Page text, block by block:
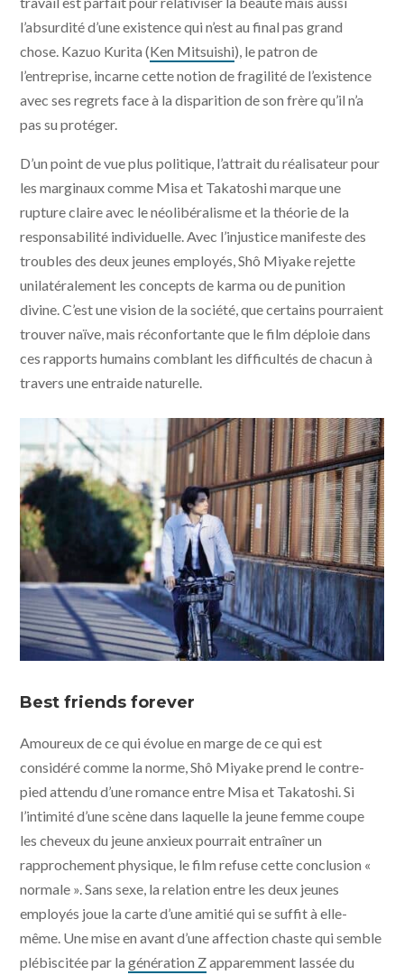
l’absurdité d’une existence qui n’est au final pas grand
chose. Kazuo Kurita (Ken Mitsuishi), le patron de
l’entreprise, incarne cette notion de fragilité de l’existence
avec ses regrets face à la disparition de son frère qu’il n’a
pas su protéger.
D’un point de vue plus politique, l’attrait du réalisateur pour
les marginaux comme Misa et Takatoshi marque une
rupture claire avec le néolibéralisme et la théorie de la
responsabilité individuelle. Avec l’injustice manifeste des
troubles des deux jeunes employés, Shô Miyake rejette
unilatéralement les concepts de karma ou de punition
divine. C’est une vision de la société, que certains pourraient
trouver naïve, mais réconfortante que le film déploie dans
ces rapports humains comblant les difficultés de chacun à
travers une entraide naturelle.
Film Partners - ArtHouse Films
Best friends forever
Amoureux de ce qui évolue en marge de ce qui est
considéré comme la norme, Shô Miyake prend le contre-
pied attendu d’une romance entre Misa et Takatoshi. Si
l’intimité d’une scène dans laquelle la jeune femme coupe
les cheveux du jeune anxieux pourrait entraîner un
rapprochement physique, le film refuse cette conclusion «
normale ». Sans sexe, la relation entre les deux jeunes
employés joue la carte d’une amitié qui se suffit à elle-
même. Une mise en avant d’une affection chaste qui semble
plébiscitée par lagénération Zapparemment lassée du